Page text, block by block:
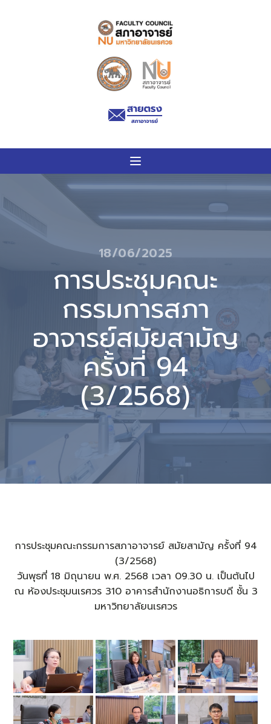
18/06/2025
การประชุมคณะ
กรรมการสภา
อาจารย์สมัยสามัญ
ครั้งที่ 94
(3/2568)
การประชุมคณะกรรมการสภาอาจารย์ สมัยสามัญ ครั้งที่ 94
(3/2568)
วันพุธที่ 18 มิถุนายน พ.ศ. 2568 เวลา 09.30 น. เป็นต้นไป
ณ ห้องประชุมนเรศวร 310 อาคารสำนักงานอธิการบดี ชั้น 3
มหาวิทยาลัยนเรศวร